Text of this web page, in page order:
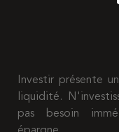
Investir présente
liquidité.
pas besoin